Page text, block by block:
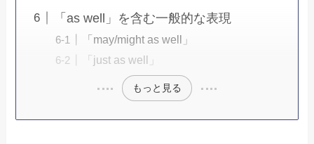
「as well」を含む一般的な表現
「may/might as well」
「just as well」
もっと見る